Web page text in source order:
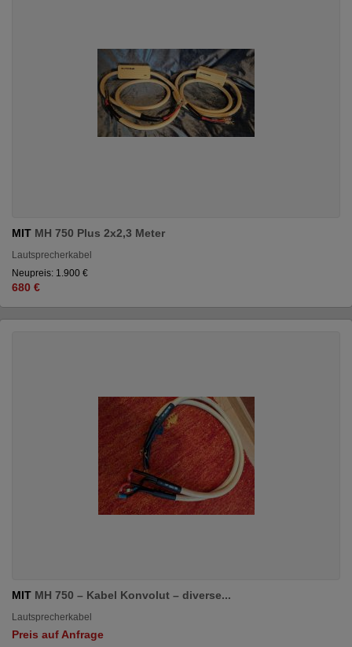
MIT MH 750 Plus 2x2,3 Meter
Lautsprecherkabel
Neupreis: 1.900 €
680 €
MIT MH 750 – Kabel Konvolut – diverse...
Lautsprecherkabel
Preis auf Anfrage